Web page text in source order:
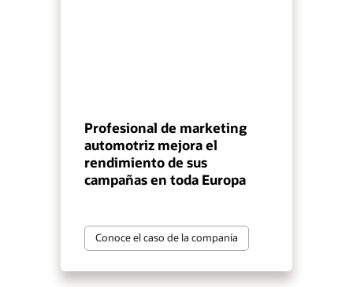
Profesional de marketing
automotriz mejora el
rendimiento de sus
campañas en toda Europa
Conoce el caso de la companía